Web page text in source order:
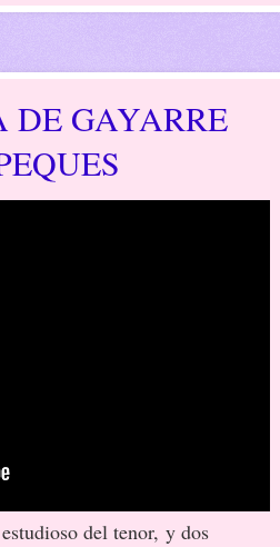
GAYARRE
del tenor, y dos